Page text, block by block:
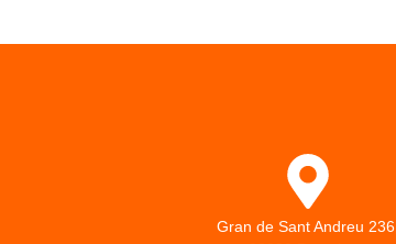
Gran de Sant Andreu 236,